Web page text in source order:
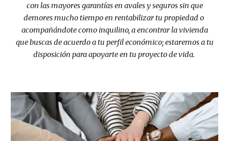
con las mayores garantías en avales y seguros sin que
demores mucho tiempo en rentabilizar tu propiedad o
acompañándote como inquilino, a encontrar la vivienda
que buscas de acuerdo a tu perfil económico; estaremos a tu
disposición para apoyarte en tu proyecto de vida.